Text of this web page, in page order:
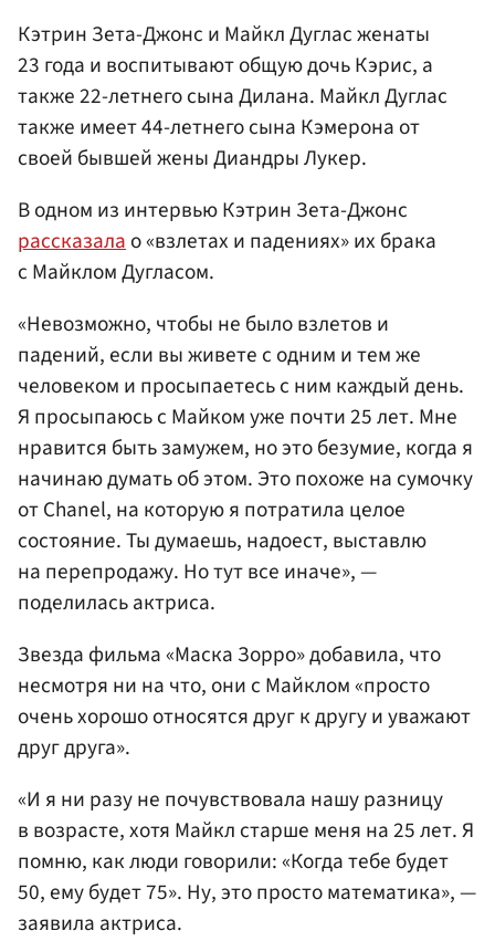
Кэтрин Зета-Джонс и Майкл Дуглас женаты
23 года и воспитывают общую дочь Кэрис, а
также 22-летнего сына Дилана. Майкл Дуглас
также имеет 44-летнего сына Кэмерона от
своей бывшей жены Диандры Лукер.
В одном из интервью Кэтрин Зета-Джонс
рассказалао «взлетах и падениях» их брака
с Майклом Дугласом.
«Невозможно, чтобы не было взлетов и
падений, если вы живете с одним и тем же
человеком и просыпаетесь с ним каждый день.
Я просыпаюсь с Майком уже почти 25 лет. Мне
нравится быть замужем, но это безумие, когда я
начинаю думать об этом. Это похоже на сумочку
от Chanel, на которую я потратила целое
состояние. Ты думаешь, надоест, выставлю
на перепродажу. Но тут все иначе», —
поделилась актриса.
Звезда фильма «Маска Зорро» добавила, что
несмотря ни на что, они с Майклом «просто
очень хорошо относятся друг к другу и уважают
друг друга».
«И я ни разу не почувствовала нашу разницу
в возрасте, хотя Майкл старше меня на 25 лет. Я
помню, как люди говорили: «Когда тебе будет
50, ему будет 75». Ну, это просто математика», —
заявила актриса.